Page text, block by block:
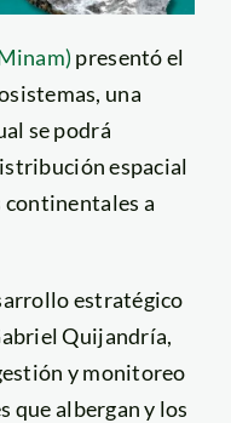
presentó el
una
se podrá
espacial
continentales a
estratégico
Quijandría,
y monitoreo
que albergan y los